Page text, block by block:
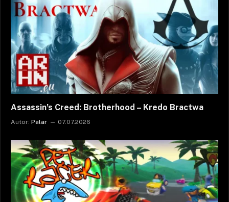
Assassin’s Creed: Brotherhood – Kredo Bractwa
Autor: Palar 07.07.2026